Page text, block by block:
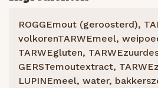
ROGGEmout (geroosterd),
volkorenTARWEmeel,
TARWEgluten,
GERSTemoutextract,
LUPINEmeel, water,